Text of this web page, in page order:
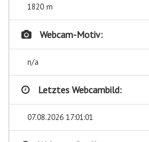
1820 m
Webcam-Motiv:
n/a
Letztes Webcambild:
07.08.2026 17:01:01